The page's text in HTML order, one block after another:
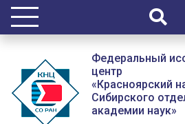
Федеральный
центр
«Красноярский
Сибирского
академии наук»